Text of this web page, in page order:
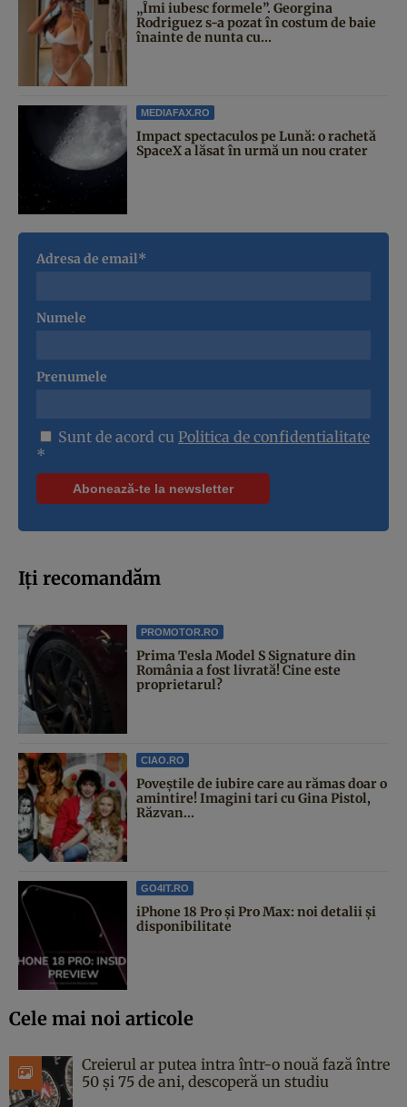
„Îmi iubesc formele”. Georgina
Rodriguez s-a pozat în costum de baie
înainte de nunta cu...
MEDIAFAX.RO
Impact spectaculos pe Lună: o rachetă
SpaceX a lăsat în urmă un nou crater
Adresa de email*
Numele
Prenumele
Sunt de acord cu Politica de confidentialitate
*
Iți recomandăm
PROMOTOR.RO
Prima Tesla Model S Signature din
România a fost livrată! Cine este
proprietarul?
CIAO.RO
Poveştile de iubire care au rămas doar o
amintire! Imagini tari cu Gina Pistol,
Răzvan...
GO4IT.RO
iPhone 18 Pro și Pro Max: noi detalii și
disponibilitate
Cele mai noi articole
Creierul ar putea intra într-o nouă fază între
50 și 75 de ani, descoperă un studiu